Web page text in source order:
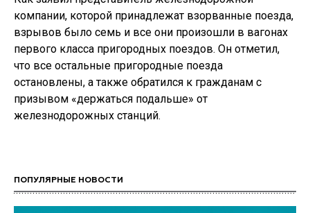
компании, которой принадлежат взорванные поезда,
взрывов было семь и все они произошли в вагонах
первого класса пригородных поездов. Он отметил,
что все остальные пригородные поезда
остановлены, а также обратился к гражданам с
призывом «держаться подальше» от
железнодорожных станций.
ПОПУЛЯРНЫЕ НОВОСТИ